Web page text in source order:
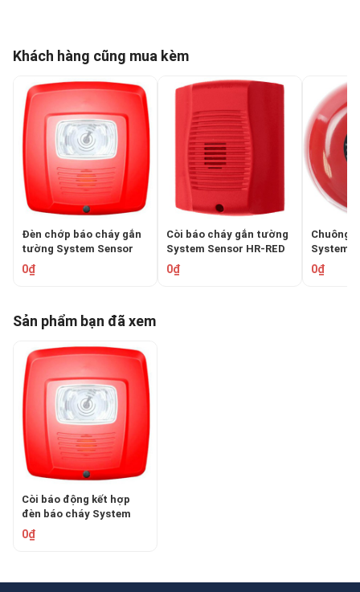
Khách hàng cũng mua kèm
Đèn chớp báo cháy gắn
tường System Sensor
SYS-ST
0₫
Còi báo cháy gắn tường
System Sensor HR-RED
0₫
Chuông
System
0₫
Sản phẩm bạn đã xem
Còi báo động kết hợp
đèn báo cháy System
Sensor SYS-HS
0₫